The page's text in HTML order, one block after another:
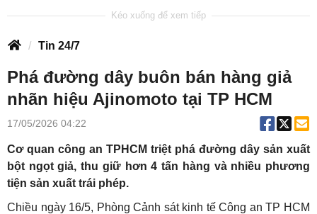
Tin 24/7
Phá đường dây buôn bán hàng giả
nhãn hiệu Ajinomoto tại TP HCM
17/05/2026 04:22
Cơ quan công an TPHCM triệt phá đường dây sản xuất
bột ngọt giả, thu giữ hơn 4 tấn hàng và nhiều phương
tiện sản xuất trái phép.
Chiều ngày 16/5, Phòng Cảnh sát kinh tế Công an TP HCM